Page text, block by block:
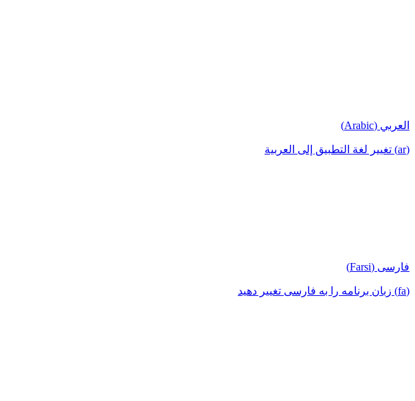
العربي (Arabic)
(ar) تغيير لغة التطبيق إلى العربية
فارسی (Farsi)
(fa) زبان برنامه را به فارسی تغییر دهید